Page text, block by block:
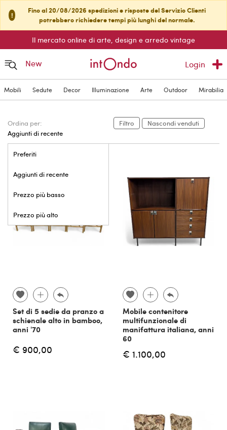
!
Fino al 20/08/2026 spedizioni e risposte del Servizio Clienti
potrebbero richiedere tempi più lunghi del normale.
Il mercato online di arte, design e arredo vintage
New Login
Mobili Sedute Decor Illuminazione Arte Outdoor Mirabilia
Ordina per:
Aggiunti di recente
Preferiti
Aggiunti di recente
Prezzo più basso
Prezzo più alto
Filtro Nascondi venduti
Set di 5 sedie da pranzo a
schienale alto in bamboo,
anni '70
€ 900,00
Mobile contenitore
multifunzionale di
manifattura italiana, anni
60
€ 1.100,00